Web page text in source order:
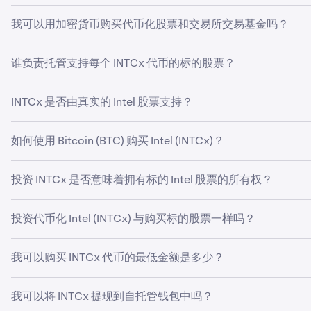
交易。
易。可使用加密货币、稳定币或美元购买不同的代币化股票。
我可以用加密货币购买代币化股票和交易所交易基金吗？
谁负责托管支持每个 INTCx 代币的标的股票？
INTCx 是否由真实的 Intel 股票支持？
如何使用 Bitcoin (BTC) 购买 Intel (INTCx)？
以使用从其他钱包转入的 BTC，也可以直接在应用程序内购
投资 INTCx 是否意味着拥有标的 Intel 股票的所有权？
投资代币化 Intel (INTCx) 与购买标的股票一样吗？
变动的间接敞口。因此，代币化 Intel (INTCx) 持有者既不拥
行方提供的任何信息。
我可以购买 INTCx 代币的最低金额是多少？
我可以将 INTCx 提现到自托管钱包中吗？